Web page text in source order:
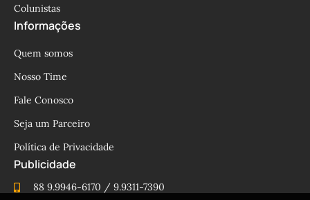
Colunistas
Informações
Quem somos
Nosso Time
Fale Conosco
Seja um Parceiro
Política de Privacidade
Publicidade
88 9.9946-6170 / 9.9311-7390